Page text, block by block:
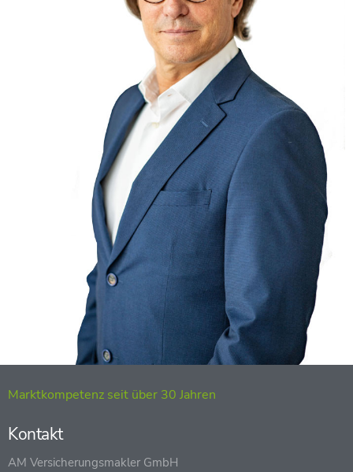
Marktkompetenz seit über 30 Jahren
Kontakt
AM Versicherungsmakler GmbH